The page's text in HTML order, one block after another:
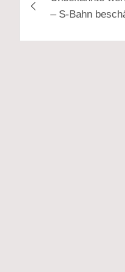
– S-Bahn